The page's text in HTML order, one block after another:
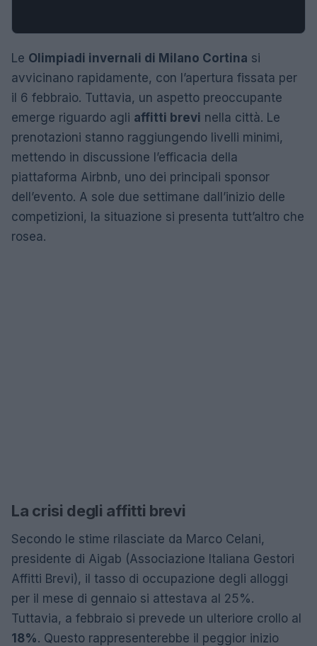
Le Olimpiadi invernali di Milano Cortina si
avvicinano rapidamente, con l’apertura fissata per
il 6 febbraio. Tuttavia, un aspetto preoccupante
emerge riguardo agli affitti brevi nella città. Le
prenotazioni stanno raggiungendo livelli minimi,
mettendo in discussione l’efficacia della
piattaforma Airbnb, uno dei principali sponsor
dell’evento. A sole due settimane dall’inizio delle
competizioni, la situazione si presenta tutt’altro che
rosea.
La crisi degli affitti brevi
Secondo le stime rilasciate da Marco Celani,
presidente di Aigab (Associazione Italiana Gestori
Affitti Brevi), il tasso di occupazione degli alloggi
per il mese di gennaio si attestava al 25%.
Tuttavia, a febbraio si prevede un ulteriore crollo al
18%. Questo rappresenterebbe il peggior inizio